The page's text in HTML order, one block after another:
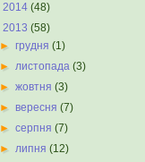
2014 (48)
2013 (58)
►грудня(1)
►листопада(3)
►жовтня(3)
►вересня(7)
►серпня(7)
►липня(12)